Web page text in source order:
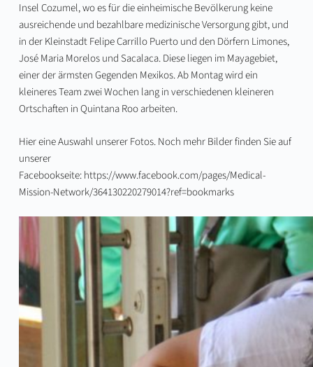
Insel Cozumel, wo es für die einheimische Bevölkerung keine
ausreichende und bezahlbare medizinische Versorgung gibt, und
in der Kleinstadt Felipe Carrillo Puerto und den Dörfern Limones,
José Maria Morelos und Sacalaca. Diese liegen im Mayagebiet,
einer der ärmsten Gegenden Mexikos. Ab Montag wird ein
kleineres Team zwei Wochen lang in verschiedenen kleineren
Ortschaften in Quintana Roo arbeiten.
Hier eine Auswahl unserer Fotos. Noch mehr Bilder finden Sie auf
unserer
Facebookseite:https://www.facebook.com/pages/Medical-
Mission-Network/364130220279014?ref=bookmarks